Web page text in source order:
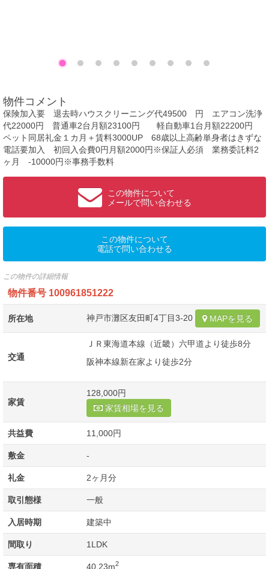
物件コメント
保険加入要 退去時ハウスクリーニング代49500 円 エアコン洗浄
代22000円 普通車2台月額23100円 軽自動車1台月額22200円
ペット同居礼金１カ月＋賃料3000UP 68歳以上高齢単身者はきずな
電話要加入 初回入会費0円月額2000円※保証人必須 業務委託料2
ヶ月 -10000円※事務手数料
この物件について
メールで問い合わせる
この物件について
電話で問い合わせる
この物件の詳細情報
物件番号 100961851222
所在地 神戸市灘区友田町4丁目3-20 MAPを見る
交通
ＪＲ東海道本線（近畿）六甲道より徒歩8分
阪神本線新在家より徒歩2分
家賃
128,000円
家賃相場を見る
共益費 11,000円
敷金 -
礼金 2ヶ月分
取引態様 一般
入居時期 建築中
間取り 1LDK
専有面積 40.23m2